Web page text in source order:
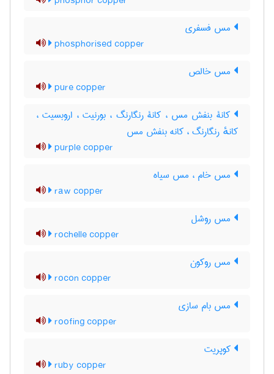
مس فسفری
phosphorised copper
مس خالص
pure copper
کانۀ بنفش مس ، کانۀ رنگارنگ ، بورنیت ، اروبسیت ،
کانهٔ رنگارنگ ، کانه بنفش مس
purple copper
مس خام ، مس سیاه
raw copper
مس روشل
rochelle copper
مس روکون
rocon copper
مس بام سازی
roofing copper
کوپریت
ruby copper